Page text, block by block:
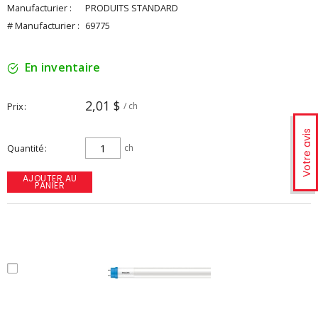
Votre avis
Manufacturier :
PRODUITS STANDARD
# Manufacturier : 69775
En inventaire
Prix 2,01 $ / ch
Quantité ch
AJOUTER AU
PANIER